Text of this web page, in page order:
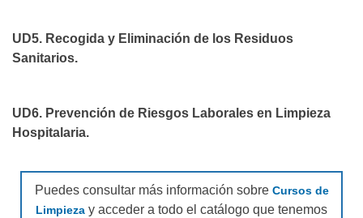
UD5. Recogida y Eliminación de los Residuos
Sanitarios.
UD6. Prevención de Riesgos Laborales en Limpieza
Hospitalaria.
Puedes consultar más información sobre Cursos de
Limpieza y acceder a todo el catálogo que tenemos